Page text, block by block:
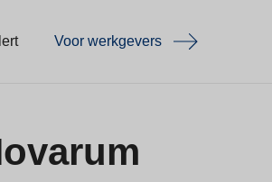
Voor werkgevers